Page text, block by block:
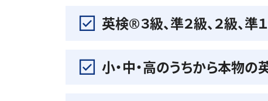
英検®️３級、準２級、２級、準
小・中・高のうちから本物